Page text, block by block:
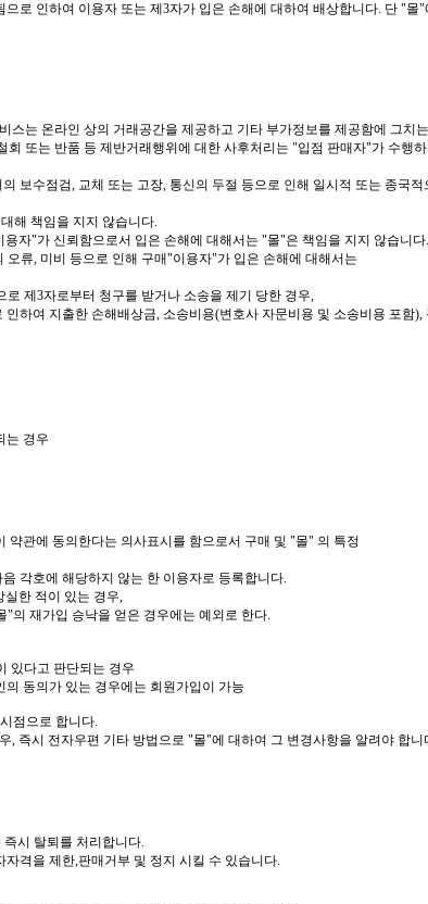
로 인하여 이용자 또는 제3자가 입은 손해에 대하여 배상합니다. 단 "몰
는 온라인 상의 거래공간을 제공하고 기타 부가정보를 제공함에 그치
또는 반품 등 제반거래행위에 대한 사후처리는 "입점 판매자"가 수행
보수점검, 교체 또는 고장, 통신의 두절 등으로 인해 일시적 또는 종국
해 책임을 지지 않습니다.
자"가 신뢰함으로서 입은 손해에 대해서는 "몰"은 책임을 지지 않습니다.
류, 미비 등으로 인해 구매"이용자"가 입은 손해에 대해서는
제3자로부터 청구를 받거나 소송을 제기 당한 경우,
하여 지출한 손해배상금, 소송비용(변호사 자문비용 및 소송비용 포함
는 경우
관에 동의한다는 의사표시를 함으로서 구매 및 "몰" 의 특정
각호에 해당하지 않는 한 이용자로 등록합니다.
실한 적이 있는 경우,
의 재가입 승낙을 얻은 경우에는 예외로 한다.
있다고 판단되는 경우
동의가 있는 경우에는 회원가입이 가능
점으로 합니다.
즉시 전자우편 기타 방법으로 "몰"에 대하여 그 변경사항을 알려야 합니
즉시 탈퇴를 처리합니다.
자격을 제한,판매거부 및 정지 시킬 수 있습니다.